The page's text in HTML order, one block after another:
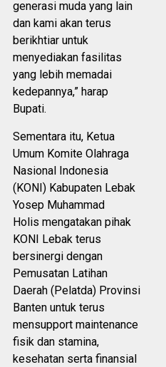
generasi muda yang lain
dan kami akan terus
berikhtiar untuk
menyediakan fasilitas
yang lebih memadai
kedepannya,” harap
Bupati.
Sementara itu, Ketua
Umum Komite Olahraga
Nasional Indonesia
(KONI) Kabupaten Lebak
Yosep Muhammad
Holis mengatakan pihak
KONI Lebak terus
bersinergi dengan
Pemusatan Latihan
Daerah (Pelatda) Provinsi
Banten untuk terus
mensupport maintenance
fisik dan stamina,
kesehatan serta finansial